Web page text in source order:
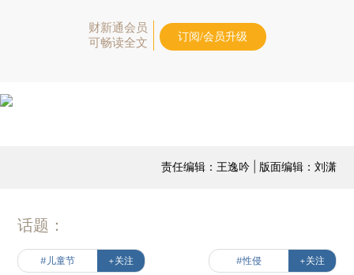
财新通会员
可畅读全文
订阅/会员升级
责任编辑：王逸吟 | 版面编辑：刘潇
话题：
#儿童节 +关注 #性侵 +关注